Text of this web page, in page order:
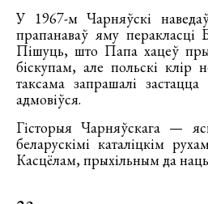
У 1967-м Чарняўскі
прапанаваў яму перакласці
Пішуць, што Папа хацеў
біскупам, але польскі клір
таксама запрашалі
адмовіўся.
Гісторыя Чарняўскага —
беларускімі каталіцкім
Касцёлам, прыхільным да